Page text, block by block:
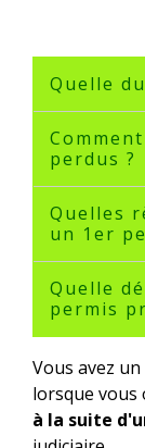
Quelle
perdus ?
Quelles
un 1er
Quelle
permis
Vous avez un
lorsque vous
à la suite